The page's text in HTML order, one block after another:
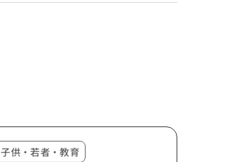
子供・若者・教育